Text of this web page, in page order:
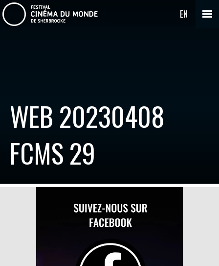
EN
WEB 20230408
FCMS 29